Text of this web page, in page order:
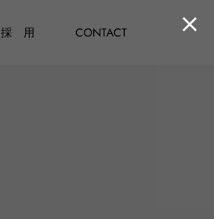
採 用 CONTACT 